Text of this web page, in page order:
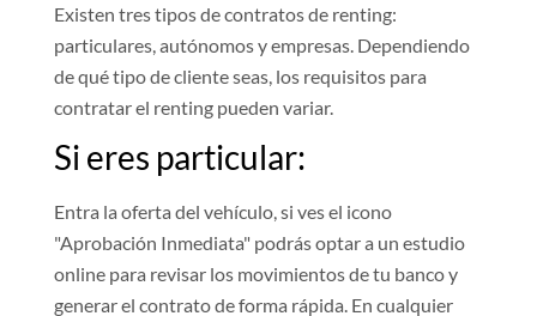
Existen tres tipos de contratos de renting:
particulares, autónomos y empresas. Dependiendo
de qué tipo de cliente seas, los requisitos para
contratar el renting pueden variar.
Si eres particular:
Entra la oferta del vehículo, si ves el icono
"Aprobación Inmediata" podrás optar a un estudio
online para revisar los movimientos de tu banco y
generar el contrato de forma rápida. En cualquier